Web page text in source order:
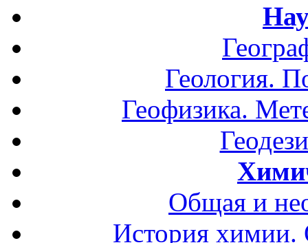
Геология.
Геофизика.
Общая и
История